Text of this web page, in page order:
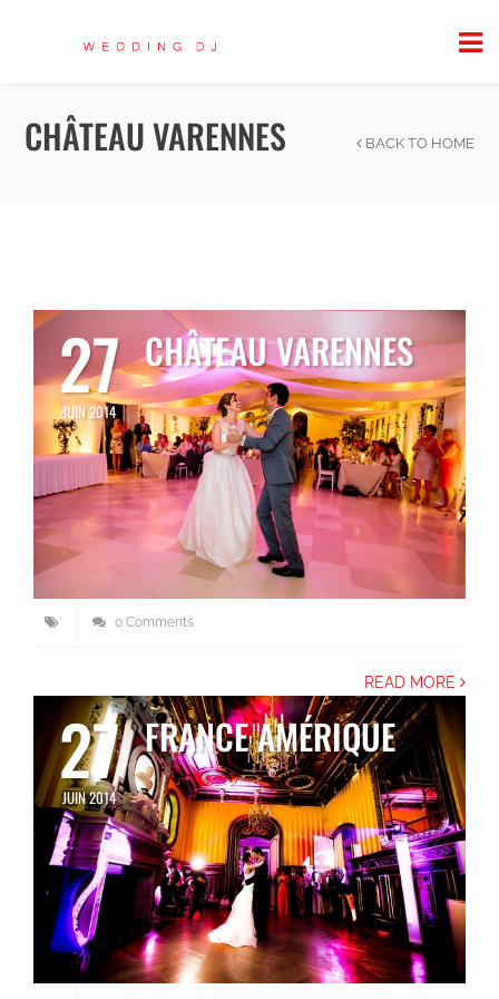
CHÂTEAU VARENNES BACK TO HOME
27
JUIN 2014
CHÂTEAU VARENNES
0 Comments
READ MORE
27
JUIN 2014
FRANCE AMÉRIQUE